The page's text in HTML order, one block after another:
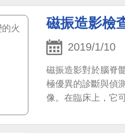
磁振造影檢
2019/1/10
磁振造影對於腦脊
極優異的診斷與偵
像。在臨床上，它